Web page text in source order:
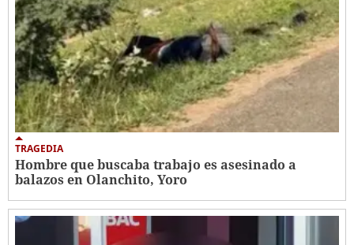
TRAGEDIA
Hombre que buscaba trabajo es asesinado a
balazos en Olanchito, Yoro